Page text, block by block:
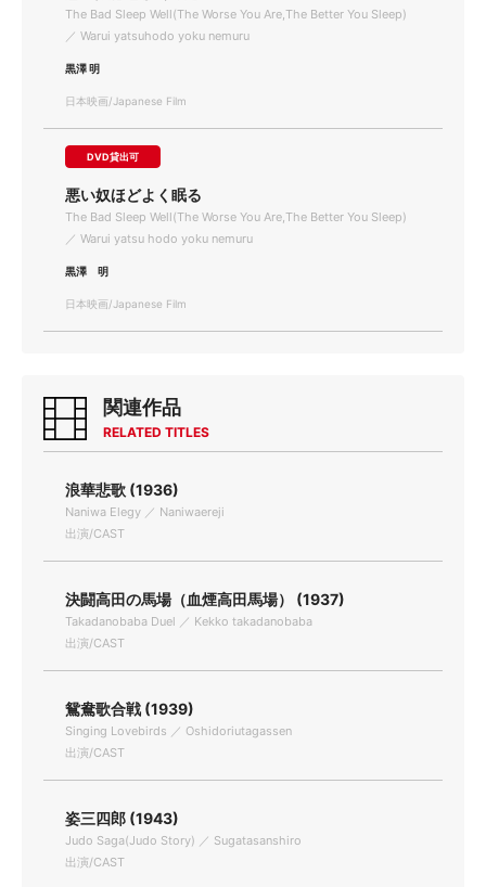
The Bad Sleep Well(The Worse You Are,The Better You Sleep)
／ Warui yatsuhodo yoku nemuru
黒澤 明
日本映画/Japanese Film
DVD貸出可
悪い奴ほどよく眠る
The Bad Sleep Well(The Worse You Are,The Better You Sleep)
／ Warui yatsu hodo yoku nemuru
黒澤 明
日本映画/Japanese Film
関連作品
RELATED TITLES
浪華悲歌 (1936)
Naniwa Elegy ／ Naniwaereji
出演/CAST
決闘高田の馬場（血煙高田馬場） (1937)
Takadanobaba Duel ／ Kekko takadanobaba
出演/CAST
鴛鴦歌合戦 (1939)
Singing Lovebirds ／ Oshidoriutagassen
出演/CAST
姿三四郎 (1943)
Judo Saga(Judo Story) ／ Sugatasanshiro
出演/CAST